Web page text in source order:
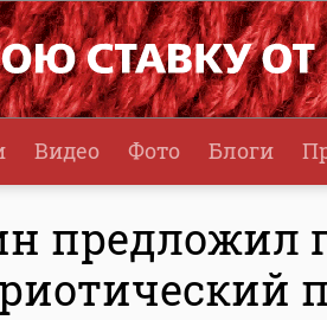
Видео Фото Блоги
предложил